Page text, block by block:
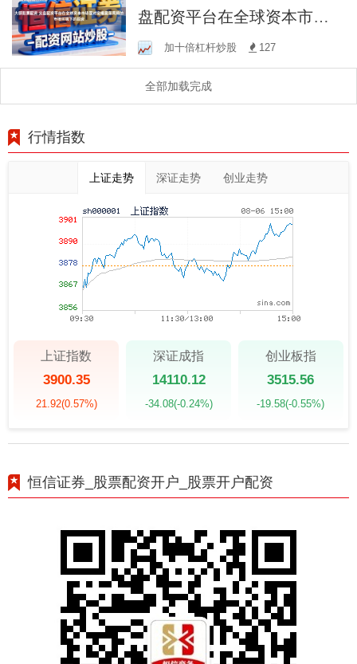
盘配资平台在全球资本市场
面对宽幅震荡周期的市场环
境下的投资
加十倍杠杆炒股 127
全部加载完成
行情指数
上证走势 深证走势 创业走势
上证指数
3900.35
21.92(0.57%)
深证成指
14110.12
-34.08(-0.24%)
创业板指
3515.56
-19.58(-0.55%)
恒信证券_股票配资开户_股票开户配资